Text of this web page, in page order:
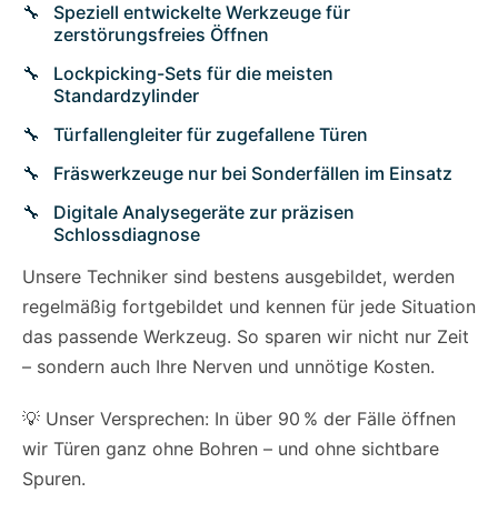
Speziell entwickelte Werkzeuge für
zerstörungsfreies Öffnen
Lockpicking-Sets für die meisten
Standardzylinder
Türfallengleiter für zugefallene Türen
Fräswerkzeuge nur bei Sonderfällen im Einsatz
Digitale Analysegeräte zur präzisen
Schlossdiagnose
Unsere Techniker sind bestens ausgebildet, werden
regelmäßig fortgebildet und kennen für jede Situation
das passende Werkzeug. So sparen wir nicht nur Zeit
– sondern auch Ihre Nerven und unnötige Kosten.
💡 Unser Versprechen: In über 90 % der Fälle öffnen
wir Türen ganz ohne Bohren – und ohne sichtbare
Spuren.